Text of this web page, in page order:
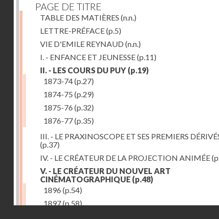
PAGE DE TITRE
TABLE DES MATIÈRES (n.n.)
LETTRE-PRÉFACE(p.5)
VIE D'EMILE REYNAUD (n.n.)
I. - ENFANCE ET JEUNESSE(p.11)
II. - LES COURS DU PUY (p.19)
1873-74(p.27)
1874-75 (p.29)
1875-76 (p.32)
1876-77(p.35)
III. - LE PRAXINOSCOPE ET SES PREMIERS
(p.37)
IV. - LE CRÉATEUR DE LA PROJECTION ANIMÉE
V. - LE CRÉATEUR DU NOUVEL ART
CINÉMATOGRAPHIQUE (p.48)
1896 (p.54)
1897(p.58)